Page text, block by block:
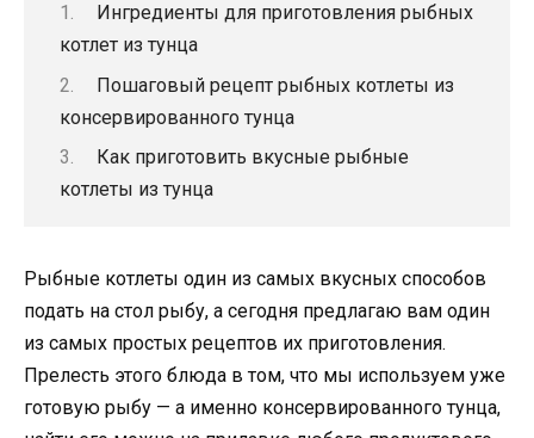
Ингредиенты для приготовления рыбных
котлет из тунца
Пошаговый рецепт рыбных котлеты из
консервированного тунца
Как приготовить вкусные рыбные
котлеты из тунца
Рыбные котлеты один из самых вкусных способов
подать на стол рыбу, а сегодня предлагаю вам один
из самых простых рецептов их приготовления.
Прелесть этого блюда в том, что мы используем уже
готовую рыбу — а именно консервированного тунца,